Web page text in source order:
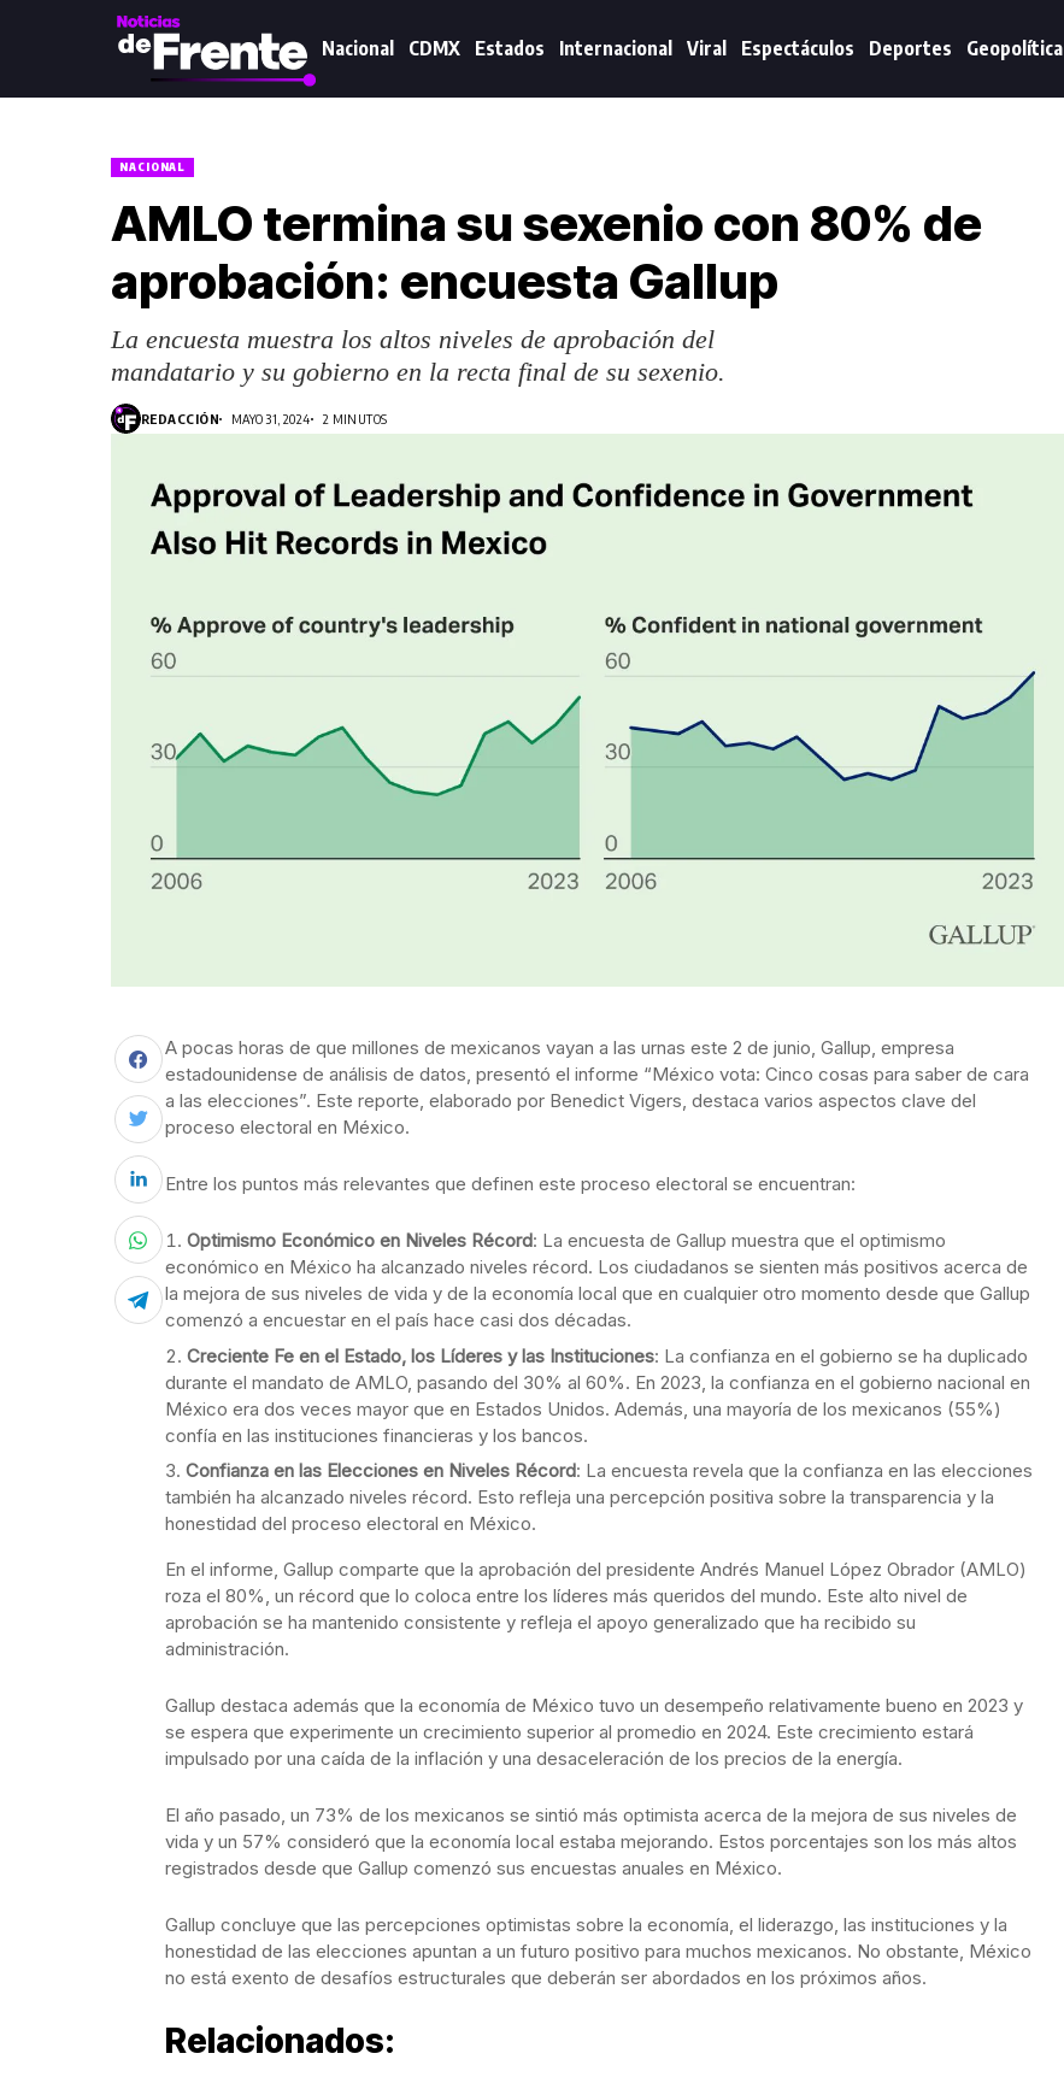
Nacional CDMX Estados Internacional Viral Espectáculos Deportes Geopolítica
NACIONAL
AMLO termina su sexenio con 80% de
aprobación: encuesta Gallup
La encuesta muestra los altos niveles de aprobación del
mandatario y su gobierno en la recta final de su sexenio.
REDACCIÓN MAYO 31, 2024 2 MINUTOS
A pocas horas de que millones de mexicanos vayan a las urnas este 2 de junio, Gallup, empresa
estadounidense de análisis de datos, presentó el informe “México vota: Cinco cosas para saber de cara
a las elecciones”. Este reporte, elaborado por Benedict Vigers, destaca varios aspectos clave del
proceso electoral en México.
Entre los puntos más relevantes que definen este proceso electoral se encuentran:
Optimismo Económico en Niveles Récord: La encuesta de Gallup muestra que el optimismo
económico en México ha alcanzado niveles récord. Los ciudadanos se sienten más positivos acerca de
la mejora de sus niveles de vida y de la economía local que en cualquier otro momento desde que Gallup
comenzó a encuestar en el país hace casi dos décadas.
Creciente Fe en el Estado, los Líderes y las Instituciones: La confianza en el gobierno se ha duplicado
durante el mandato de AMLO, pasando del 30% al 60%. En 2023, la confianza en el gobierno nacional en
México era dos veces mayor que en Estados Unidos. Además, una mayoría de los mexicanos (55%)
confía en las instituciones financieras y los bancos.
Confianza en las Elecciones en Niveles Récord: La encuesta revela que la confianza en las elecciones
también ha alcanzado niveles récord. Esto refleja una percepción positiva sobre la transparencia y la
honestidad del proceso electoral en México.
En el informe, Gallup comparte que la aprobación del presidente Andrés Manuel López Obrador (AMLO)
roza el 80%, un récord que lo coloca entre los líderes más queridos del mundo. Este alto nivel de
aprobación se ha mantenido consistente y refleja el apoyo generalizado que ha recibido su
administración.
Gallup destaca además que la economía de México tuvo un desempeño relativamente bueno en 2023 y
se espera que experimente un crecimiento superior al promedio en 2024. Este crecimiento estará
impulsado por una caída de la inflación y una desaceleración de los precios de la energía.
El año pasado, un 73% de los mexicanos se sintió más optimista acerca de la mejora de sus niveles de
vida y un 57% consideró que la economía local estaba mejorando. Estos porcentajes son los más altos
registrados desde que Gallup comenzó sus encuestas anuales en México.
Gallup concluye que las percepciones optimistas sobre la economía, el liderazgo, las instituciones y la
honestidad de las elecciones apuntan a un futuro positivo para muchos mexicanos. No obstante, México
no está exento de desafíos estructurales que deberán ser abordados en los próximos años.
Relacionados: